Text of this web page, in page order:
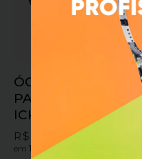
ÓCULOS GOODR
PANCAKE STICKY
ICKY
R$ 269,90
em10x sem juros